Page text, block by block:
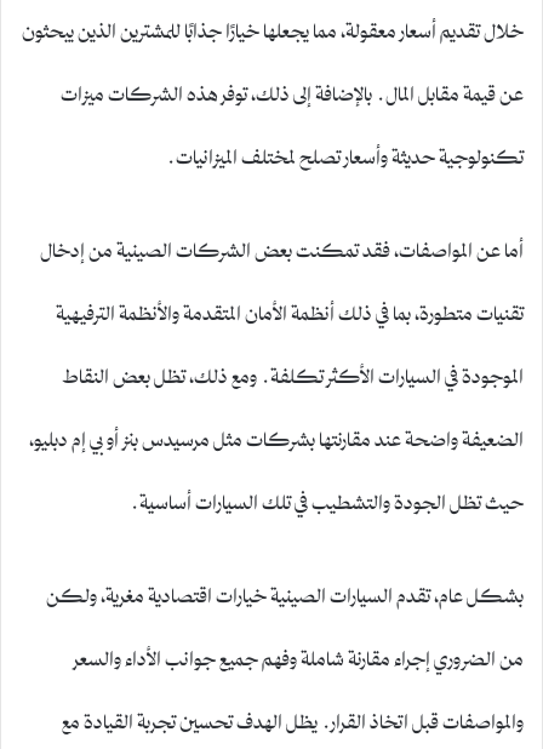
خلال تقديم أسعار معقولة، مما يجعلها خيارًا جذابًا للمشترين الذين يبحثون
عن قيمة مقابل المال. بالإضافة إلى ذلك، توفر هذه الشركات ميزات
تكنولوجية حديثة وأسعار تصلح لمختلف الميزانيات.
أما عن المواصفات، فقد تمكنت بعض الشركات الصينية من إدخال
تقنيات متطورة، بما في ذلك أنظمة الأمان المتقدمة والأنظمة الترفيهية
الموجودة في السيارات الأكثر تكلفة. ومع ذلك، تظل بعض النقاط
الضعيفة واضحة عند مقارنتها بشركات مثل مرسيدس بنز أو بي إم دبليو،
حيث تظل الجودة والتشطيب في تلك السيارات أساسية.
بشكل عام، تقدم السيارات الصينية خيارات اقتصادية مغرية، ولكن
من الضروري إجراء مقارنة شاملة وفهم جميع جوانب الأداء والسعر
والمواصفات قبل اتخاذ القرار. يظل الهدف تحسين تجربة القيادة مع